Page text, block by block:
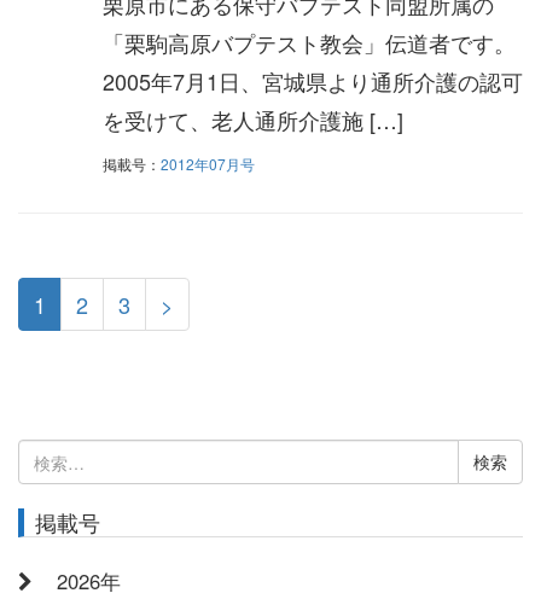
「栗駒高原バプテスト教会」伝道者です。
2005年7月1日、宮城県より通所介護の認可
を受けて、老人通所介護施 […]
掲載号： 2012年07月号
1 2 3 >
検
索:
掲載号
2026年